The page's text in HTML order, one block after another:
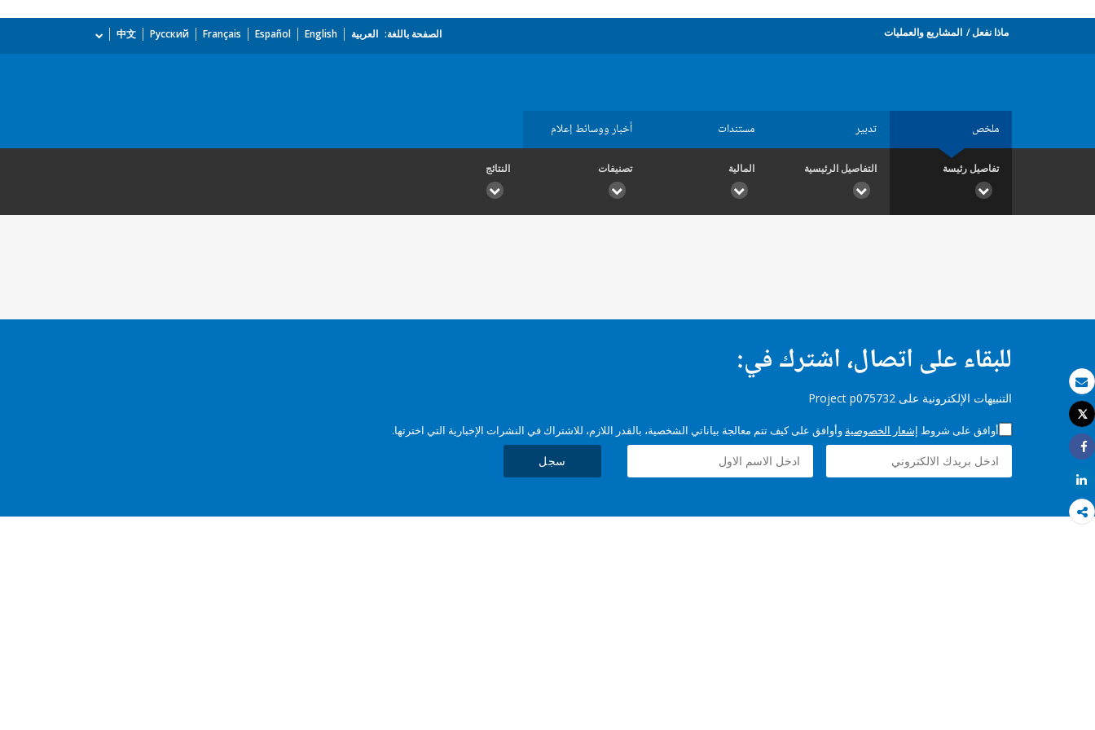
بريد الكتروني
طباعة
Tweet
Share
Share
ماذا نفعل المشاريع والعمليات الصفحة باللغة: العربية English
Español
Français
Русский
中文
ملخص تدبير مستندات أخبار ووسائط إعلام
تفاصيل رئيسة التفاصيل الرئيسية المالية تصنيفات النتائج
للبقاء على اتصال، اشترك في:
التنبيهات الإلكترونية على Project p075732
أوافق على شروط إشعار الخصوصية وأوافق على كيف تتم معالجة بياناتي الشخصية، بالقدر اللازم، للاشتراك في النشرات الإخبارية التي اخترتها.
سجل